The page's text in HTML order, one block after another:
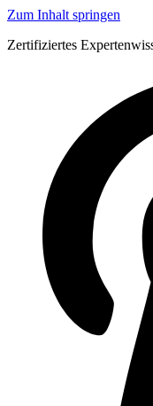
Zum Inhalt springen
Zertifiziertes